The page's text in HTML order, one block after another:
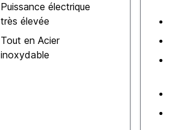
Puissance électrique
très élevée
Tout en Acier
inoxydable